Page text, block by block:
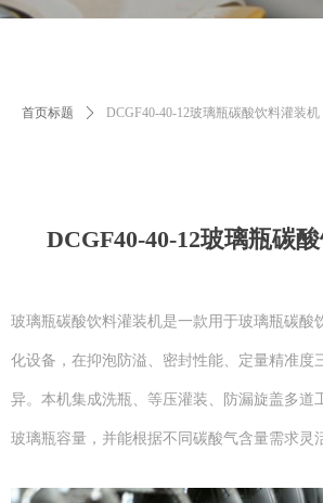
首页标题 ꄲ DCGF40-40-12玻璃瓶碳酸饮料灌装机
DCGF40-40-12玻璃瓶碳
玻璃瓶碳酸饮料灌装机是一款用于玻璃瓶碳酸
化设备，在抑泡防溢、密封性能、定量精准度
异。本机集成洗瓶、等压灌装、防漏旋盖多道
玻璃瓶容量，并能根据不同碳酸气含量需求灵